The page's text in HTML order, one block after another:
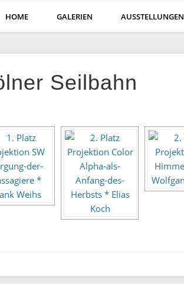
HOME GALERIEN AUSSTELLUNGEN
Seilbahn